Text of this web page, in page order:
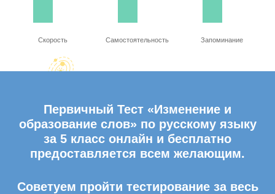
Скорость Самостоятельность Запоминание
Первичный Тест «Изменение и
образование слов» по русскому языку
за 5 класс онлайн и бесплатно
предоставляется всем желающим.
Советуем пройти тестирование за весь